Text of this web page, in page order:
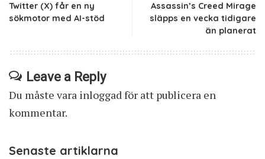
Twitter (X) får en ny
sökmotor med AI-stöd
Assassin’s Creed Mirage
släpps en vecka tidigare
än planerat
Leave a Reply
Du måste vara inloggadför att publicera en
kommentar.
Senaste artiklarna